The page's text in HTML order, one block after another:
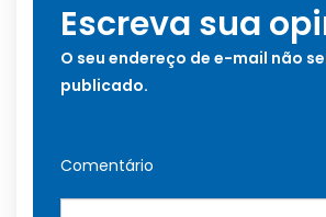
Escreva sua
O seu endereço de e-mail não
publicado.
Comentário